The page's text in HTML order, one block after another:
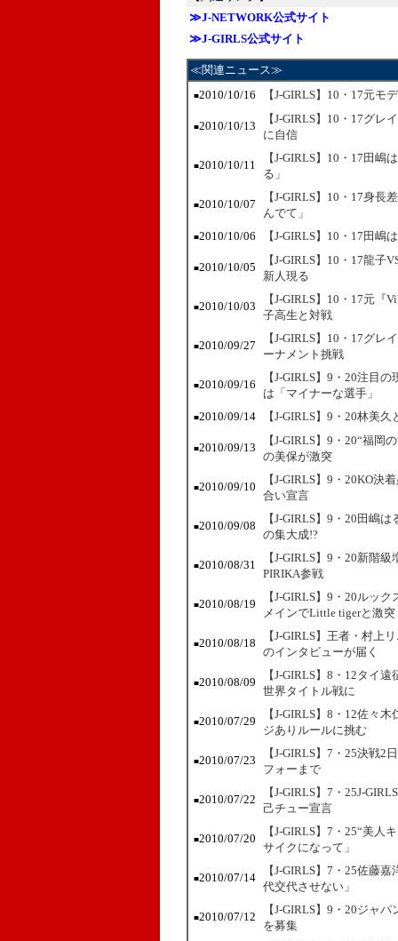
≫J-NETWORK公式サイト
≫J-GIRLS公式サイト
≪関連ニュース≫
■2010/10/16 【J-GIRLS】10・17元
■2010/10/13
【J-GIRLS】10・17グ
に自信
■2010/10/11
【J-GIRLS】10・17田
る」
■2010/10/07
【J-GIRLS】10・17身長
んでて」
■2010/10/06 【J-GIRLS】10・17田
■2010/10/05
【J-GIRLS】10・17龍子
新人現る
■2010/10/03
【J-GIRLS】10・17元
子高生と対戦
■2010/09/27
【J-GIRLS】10・17グ
ーナメント挑戦
■2010/09/16
【J-GIRLS】9・20注目
は「マイナーな選手」
■2010/09/14 【J-GIRLS】9・20林美
■2010/09/13
【J-GIRLS】9・20“福岡
の美保が激突
■2010/09/10
【J-GIRLS】9・20KO決
合い宣言
■2010/09/08
【J-GIRLS】9・20田嶋
の集大成!?
■2010/08/31
【J-GIRLS】9・20新階
PIRIKA参戦
■2010/08/19
【J-GIRLS】9・20ルッ
メインでLittle tigerと激突
■2010/08/18
【J-GIRLS】王者・村上
のインタビューが届く
■2010/08/09
【J-GIRLS】8・12タイ
世界タイトル戦に
■2010/07/29
【J-GIRLS】8・12佐々
ジありルールに挑む
■2010/07/23
【J-GIRLS】7・25決戦
フォーまで
■2010/07/22
【J-GIRLS】7・25J-
己チュー宣言
■2010/07/20
【J-GIRLS】7・25“美人
サイクになって」
■2010/07/14
【J-GIRLS】7・25佐藤
代交代させない」
■2010/07/12
【J-GIRLS】9・20ジャ
を募集